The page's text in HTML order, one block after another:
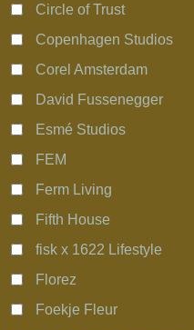
Circle of Trust
Copenhagen Studios
Corel Amsterdam
David Fussenegger
Esmé Studios
FEM
Ferm Living
Fifth House
fisk x 1622 Lifestyle
Florez
Foekje Fleur